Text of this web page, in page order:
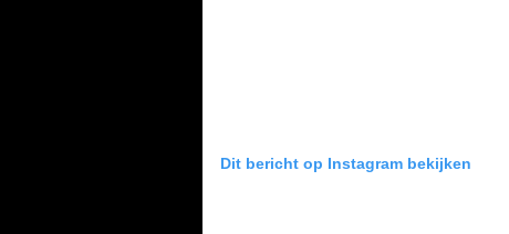
Dit bericht op Instagram bekijken